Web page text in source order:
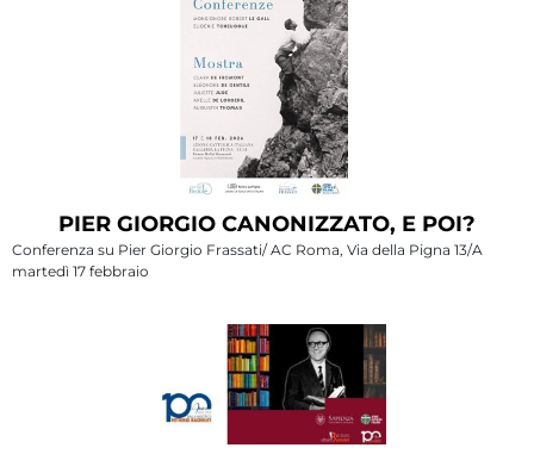
PIER GIORGIO CANONIZZATO, E POI?
Conferenza su Pier Giorgio Frassati/ AC Roma, Via della Pigna 13/A
martedì 17 febbraio